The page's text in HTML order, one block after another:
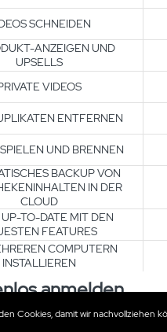
Cookies, damit wir nachvollziehen
SCHNEIDEN
ANZEIGEN UND
UPSELLS
VIDEOS
ENTFERNEN
UND BRENNEN
BACKUP VON
IN DER
CLOUD
TO-DATE MIT DEN
FEATURES
COMPUTERN
INSTALLIEREN
anmelden.